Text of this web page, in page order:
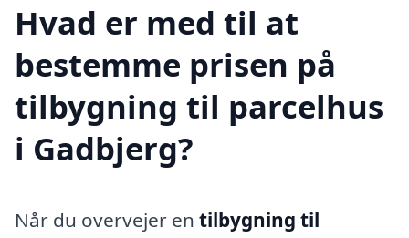
Hvad er med til at
bestemme prisen på
tilbygning til parcelhus
i Gadbjerg?
Når du overvejer en tilbygning til